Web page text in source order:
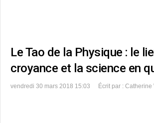
Le Tao de la Physique : le
croyance et la science en
vendredi 30 mars 2018 15:03 Écrit par : Catherine